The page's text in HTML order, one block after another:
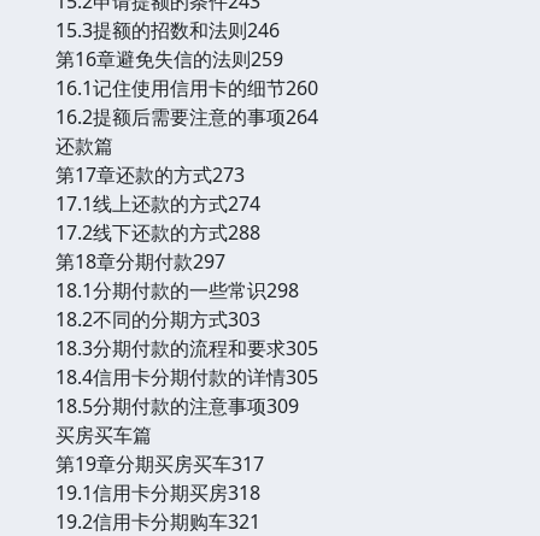
15.3提额的招数和法则246
第16章避免失信的法则259
16.1记住使用信用卡的细节260
16.2提额后需要注意的事项264
还款篇
第17章还款的方式273
17.1线上还款的方式274
17.2线下还款的方式288
第18章分期付款297
18.1分期付款的一些常识298
18.2不同的分期方式303
18.3分期付款的流程和要求305
18.4信用卡分期付款的详情305
18.5分期付款的注意事项309
买房买车篇
第19章分期买房买车317
19.1信用卡分期买房318
19.2信用卡分期购车321